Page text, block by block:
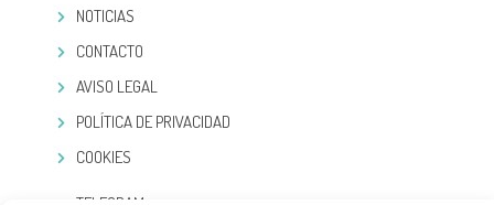
NOTICIAS
CONTACTO
AVISO LEGAL
POLÍTICA DE PRIVACIDAD
COOKIES